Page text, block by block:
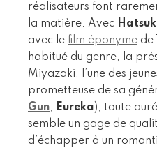
réalisateurs font
la matière. Avec
avec le film éponyme de
habitué du genre, la
Miyazaki, l’une des
prometteuse de sa
Gun, Eureka), toute
semble un gage de
d’échapper à un